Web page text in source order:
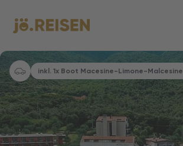
inkl. 1x Boot Macesine-Limone-Malcesine